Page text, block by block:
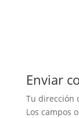
Enviar
Tu dirección
Los campos